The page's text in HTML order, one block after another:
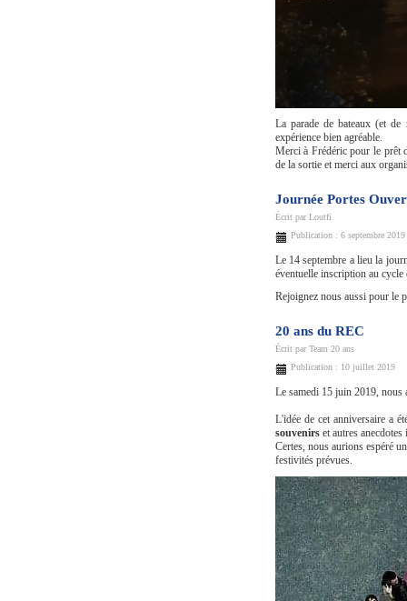
La parade de bateaux (et
expérience bien agréable.
Merci à Frédéric pour le prêt
de la sortie et merci aux
Journée Portes
Écrit parLoutfi
Publication : 6 septembre 2019
Le 14 septembre a lieu la
éventuelle inscription au
Rejoignez nous aussi pour le
20 ans du REC
Écrit parTeam 20 ans
Publication : 10 juillet 2019
Le samedi 15 juin 2019, nous
L'idée de cet anniversaire a
souvenirset autres anecdotes
Certes, nous aurions espéré
festivités prévues.